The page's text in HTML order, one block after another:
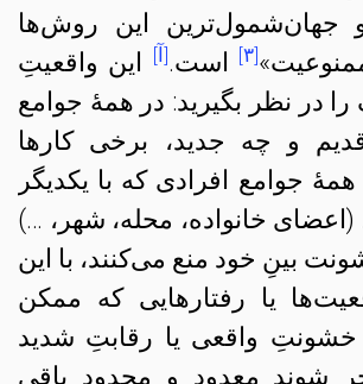
جهان‌شمول‌ترین این روش‌ها
[۳] است.[آ]
این واقعیتِ
در نظر بگیرید: در همهٔ جوامع
و چه جدید، برخی کارها
جوامع افرادی که با یکدیگر
خانواده، محله، شهر، …)
بینِ خود منع می‌کنند، با این
یا رفتارهایی که ممکن
واقعی یا رقابتِ شدید
شوند معدود و محدود باقی